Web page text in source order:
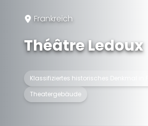
Frankreich
Théâtre Ledoux
Klassifiziertes historisches Denkmal in
Theatergebäude